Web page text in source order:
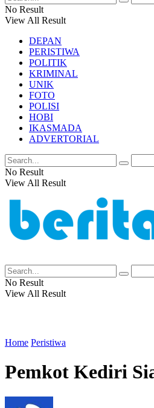
No Result
View All Result
DEPAN
PERISTIWA
POLITIK
KRIMINAL
UNIK
FOTO
POLISI
HOBI
IKASMADA
ADVERTORIAL
No Result
View All Result
No Result
View All Result
Home Peristiwa
Pemkot Kediri